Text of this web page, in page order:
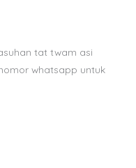
tat twam asi
whatsapp untuk